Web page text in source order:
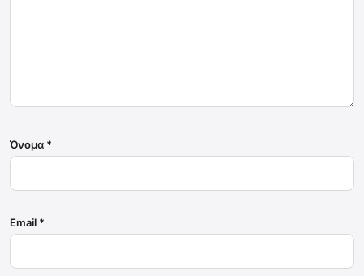
Όνομα *
Email *